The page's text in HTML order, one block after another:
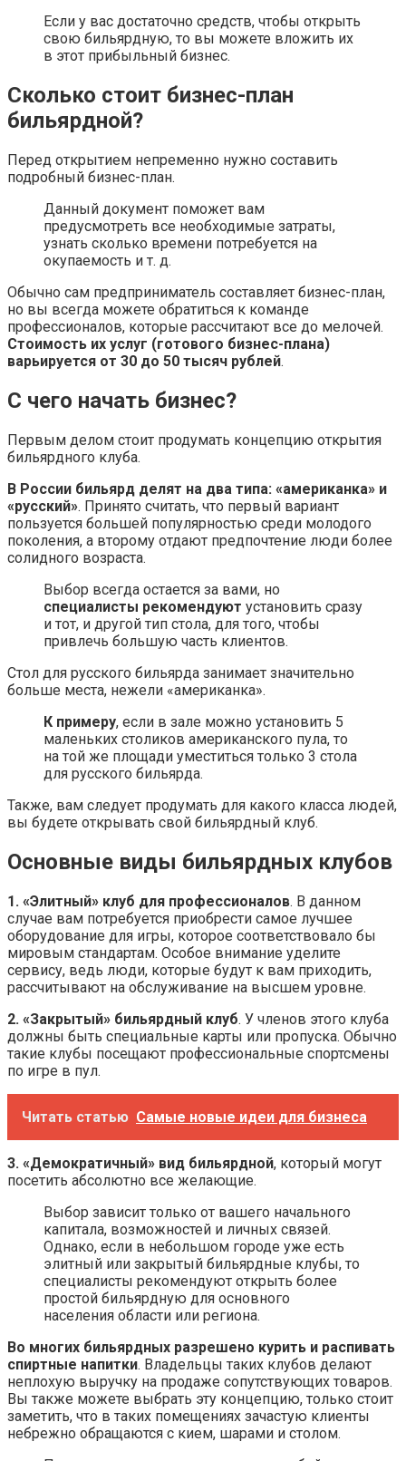
Если у вас достаточно средств, чтобы открыть
свою бильярдную, то вы можете вложить их
в этот прибыльный бизнес.
Сколько стоит бизнес-план
бильярдной?
Перед открытием непременно нужно составить
подробный бизнес-план.
Данный документ поможет вам
предусмотреть все необходимые затраты,
узнать сколько времени потребуется на
окупаемость и т. д.
Обычно сам предприниматель составляет бизнес-план,
но вы всегда можете обратиться к команде
профессионалов, которые рассчитают все до мелочей.
Стоимость их услуг (готового бизнес-плана)
варьируется от 30 до 50 тысяч рублей.
С чего начать бизнес?
Первым делом стоит продумать концепцию открытия
бильярдного клуба.
В России бильярд делят на два типа: «американка» и
«русский». Принято считать, что первый вариант
пользуется большей популярностью среди молодого
поколения, а второму отдают предпочтение люди более
солидного возраста.
Выбор всегда остается за вами, но
специалисты рекомендуют установить сразу
и тот, и другой тип стола, для того, чтобы
привлечь большую часть клиентов.
Стол для русского бильярда занимает значительно
больше места, нежели «американка».
К примеру, если в зале можно установить 5
маленьких столиков американского пула, то
на той же площади уместиться только 3 стола
для русского бильярда.
Также, вам следует продумать для какого класса людей,
вы будете открывать свой бильярдный клуб.
Основные виды бильярдных клубов
1. «Элитный» клуб для профессионалов. В данном
случае вам потребуется приобрести самое лучшее
оборудование для игры, которое соответствовало бы
мировым стандартам. Особое внимание уделите
сервису, ведь люди, которые будут к вам приходить,
рассчитывают на обслуживание на высшем уровне.
2. «Закрытый» бильярдный клуб. У членов этого клуба
должны быть специальные карты или пропуска. Обычно
такие клубы посещают профессиональные спортсмены
по игре в пул.
Читать статью Самые новые идеи для бизнеса
3. «Демократичный» вид бильярдной, который могут
посетить абсолютно все желающие.
Выбор зависит только от вашего начального
капитала, возможностей и личных связей.
Однако, если в небольшом городе уже есть
элитный или закрытый бильярдные клубы, то
специалисты рекомендуют открыть более
простой бильярдную для основного
населения области или региона.
Во многих бильярдных разрешено курить и распивать
спиртные напитки. Владельцы таких клубов делают
неплохую выручку на продаже сопутствующих товаров.
Вы также можете выбрать эту концепцию, только стоит
заметить, что в таких помещениях зачастую клиенты
небрежно обращаются с кием, шарами и столом.